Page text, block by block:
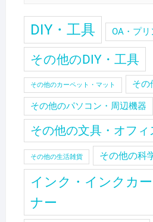
DIY・工具 OA・プ
その他のDIY・工具
その他のカーペット・マット その
その他のパソコン・周辺機器
その他の文具・オフィ
その他の生活雑貨 その他の科
インク・インクカ
ナー